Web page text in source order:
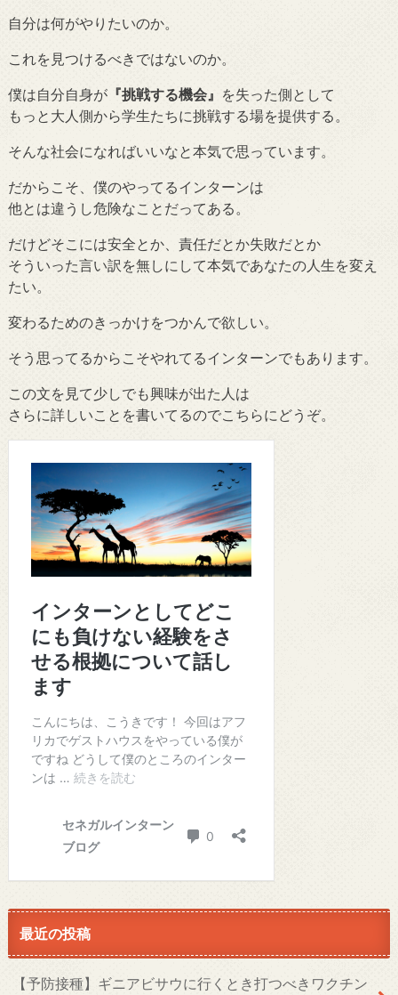
自分は何がやりたいのか。
これを見つけるべきではないのか。
僕は自分自身が『挑戦する機会』 を失った側として
もっと大人側から学生たちに挑戦する場を提供する。
そんな社会になればいいなと本気で思っています。
だからこそ、僕のやってるインターンは
他とは違うし危険なことだってある。
だけどそこには安全とか、責任だとか失敗だとか
そういった言い訳を無しにして本気であなたの人生を変え
たい。
変わるためのきっかけをつかんで欲しい。
そう思ってるからこそやれてるインターンでもあります。
この文を見て少しでも興味が出た人は
さらに詳しいことを書いてるのでこちらにどうぞ。
最近の投稿
【予防接種】ギニアビサウに行くとき打つべきワクチン